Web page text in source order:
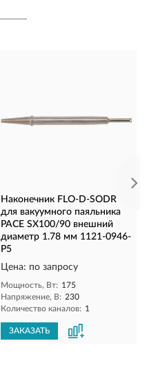
Наконечник FLO-D-SODR
для вакуумного паяльника
PACE SX100/90 внешний
диаметр 1.78 мм 1121-0946-
P5
Цена: по запросу
Мощность, Вт: 175
Напряжение, В: 230
Количество каналов: 1
ЗАКАЗАТЬ